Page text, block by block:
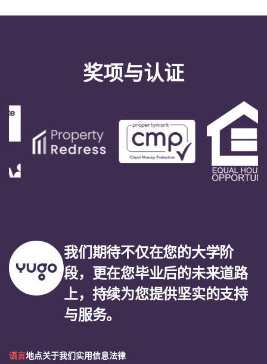
奖项与认证
我们期待不仅在您的大学阶
段，更在您毕业后的未来道路
上，持续为您提供坚实的支持
与服务。
语言地点关于我们实用信息法律